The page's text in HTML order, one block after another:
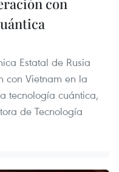
con
Estatal de Rusia
con Vietnam en la
tecnología cuántica,
de Tecnología